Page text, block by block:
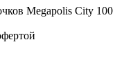
Megapolis City 100